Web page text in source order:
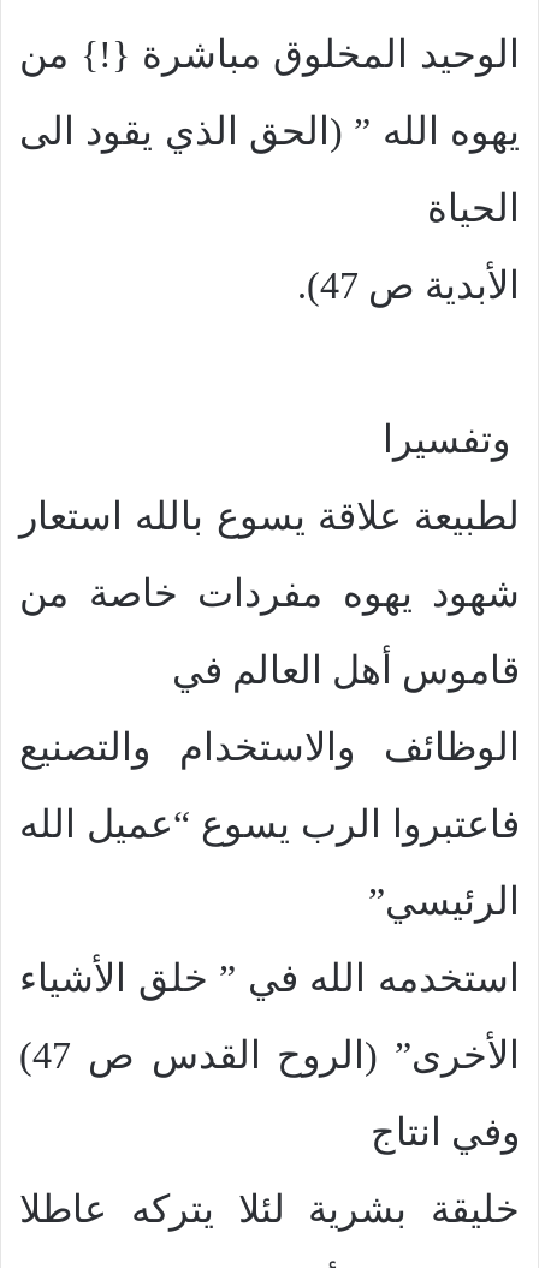
الوحيد المخلوق مباشرة {!} من
يهوه الله ” (الحق الذي يقود الى
الحياة
الأبدية ص 47).
وتفسيرا
لطبيعة علاقة يسوع بالله استعار
شهود يهوه مفردات خاصة من
قاموس أهل العالم في
الوظائف والاستخدام والتصنيع
فاعتبروا الرب يسوع “عميل الله
الرئيسي”
استخدمه الله في ” خلق الأشياء
الأخرى” (الروح القدس ص 47)
وفي انتاج
خليقة بشرية لئلا يتركه عاطلا